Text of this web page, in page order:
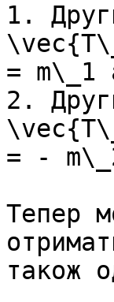
1.
= m\_1
2.
= -
Тепер
також